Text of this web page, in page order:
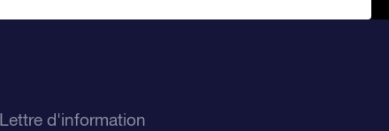
Lettre d'information